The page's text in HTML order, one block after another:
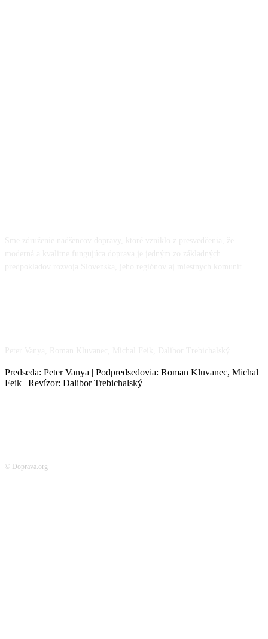
Predseda: Peter Vanya | Podpredsedovia: Roman Kluvanec, Michal
Feik | Revízor: Dalibor Trebichalský
© Doprava.org